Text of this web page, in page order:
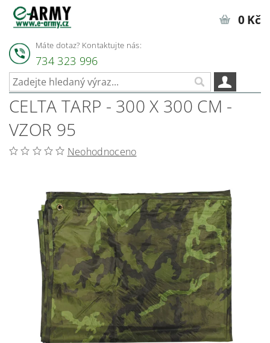
Máte dotaz? Kontaktujte nás:
734 323 996
0 Kč
CELTA TARP - 300 X 300 CM -
VZOR 95
Neohodnoceno